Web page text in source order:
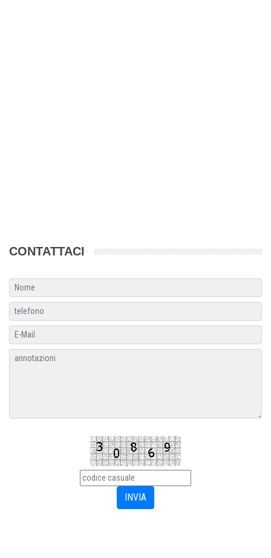
CONTATTACI